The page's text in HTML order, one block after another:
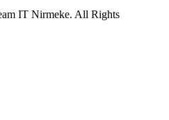
IT Nirmeke. All Rights